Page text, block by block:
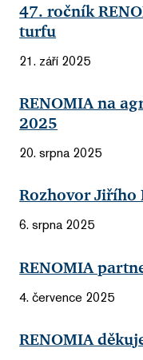
47. ročník
turfu
21. září 2025
RENOMIA na
2025
20. srpna 2025
Rozhovor Jiřího
6. srpna 2025
RENOMIA
4. července 2025
RENOMIA